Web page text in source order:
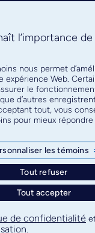
à notre
l’actualité
l’importance
nous permet
expérience Web.
le
d’autres
tout, vous
pour mieux répondre
les témoins
Tout refuser
Tout accepter
de confidentialité
.